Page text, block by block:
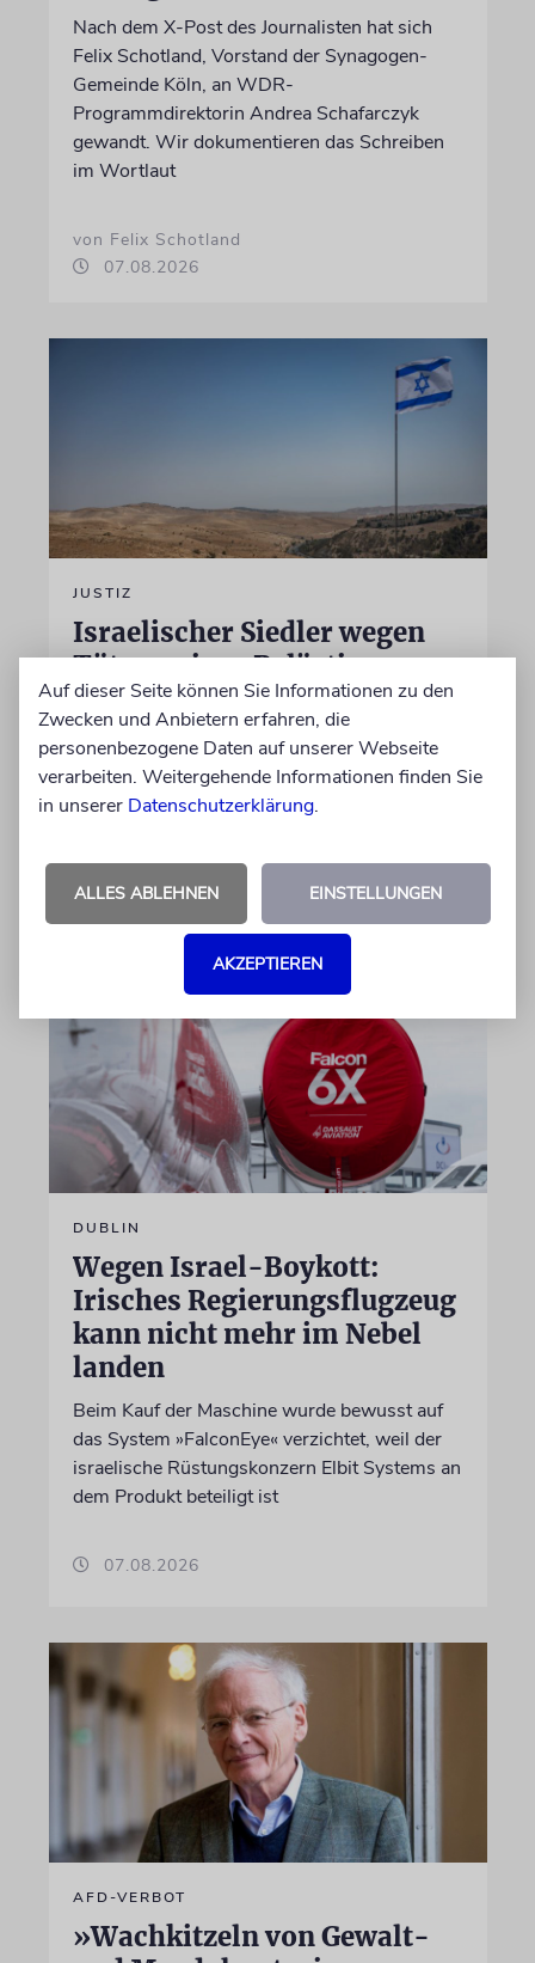
Nach dem X-Post des Journalisten hat sich
Felix Schotland, Vorstand der Synagogen-
Gemeinde Köln, an WDR-
Programmdirektorin Andrea Schafarczyk
gewandt. Wir dokumentieren das Schreiben
im Wortlaut
von Felix Schotland
07.08.2026
JUSTIZ
Israelischer Siedler wegen
Tötung eines Palästinensers
angeklagt
Der getötete Aktivist setzte sich gegen
Siedlergewalt ein und war an dem Oscar-
prämierten Film »No Other Land« beteiligt.
07.08.2026
DUBLIN
Wegen Israel-Boykott:
Irisches Regierungsflugzeug
kann nicht mehr im Nebel
landen
Beim Kauf der Maschine wurde bewusst auf
das System »FalconEye« verzichtet, weil der
israelische Rüstungskonzern Elbit Systems an
dem Produkt beteiligt ist
07.08.2026
AFD-VERBOT
»Wachkitzeln von Gewalt-
Auf dieser Seite können Sie Informationen zu den
Zwecken und Anbietern erfahren, die
personenbezogene Daten auf unserer Webseite
verarbeiten. Weitergehende Informationen finden Sie
in unserer Datenschutzerklärung.
ALLES ABLEHNEN EINSTELLUNGEN
AKZEPTIEREN